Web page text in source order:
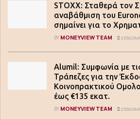
STOXX: Σταθερά τον
αναβάθμιση του
σημαίνει για το
BY MONEYVIEW TEAM 2
Alumil: Συμφωνία με
Τράπεζες για την
Κοινοπρακτικού
έως €135 εκατ.
BY MONEYVIEW TEAM 2